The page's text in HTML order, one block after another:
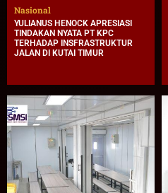
Nasional
YULIANUS HENOCK APRESIASI
TINDAKAN NYATA PT KPC
TERHADAP INSFRASTRUKTUR
JALAN DI KUTAI TIMUR